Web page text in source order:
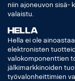
niin ajoneuvon sisä-
valaistu.
Hella
Hella ei ole
elektronisten
valokomponenttien
jälkimarkkinoiden
työvalonheittimien